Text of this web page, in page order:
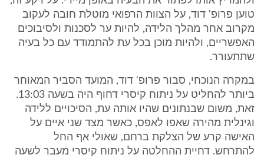
טוען פרופ' דוד, על הצוות הרפואי מוטלת חובה לעקוב
מקרוב אחר מהלך הלידה, להיות ער לסכנות ולסיבוכים
האפשריים, ולהיות מוכן בכל עת להתמודד עם כל בעיה
שתתעורר.
במקרה הנוכחי, סבור פרופ' דוד, המועד הסביר המאוחר
ביותר להחליט על ניתוח קיסרי דחוף היה בשעה 13:03.
זאת, משום שבנתונים שהיו אותה עת, הסיכויים ללידה
וגינלית מהירה שאפו לאפס, כאשר מצד שני איים על
האישה קרע של הצלקת ברחם, שאולי אף החל
להתרחש. דחיית ההחלטה על ניתוח קיסרי מעבר לשעה